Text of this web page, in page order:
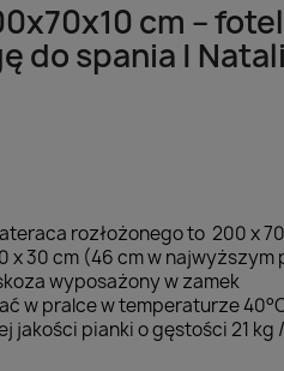
cm –
do spania |
rozłożonego to 200 x
x 30 cm (46 cm w najwyższym
wyposażony w zamek
w pralce w temperaturze
jakości pianki o gęstości 21 kg